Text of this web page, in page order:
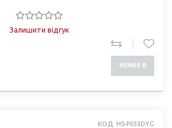
Залишити відгук
НЕМАЄ В
КОД: HS-P033DYG